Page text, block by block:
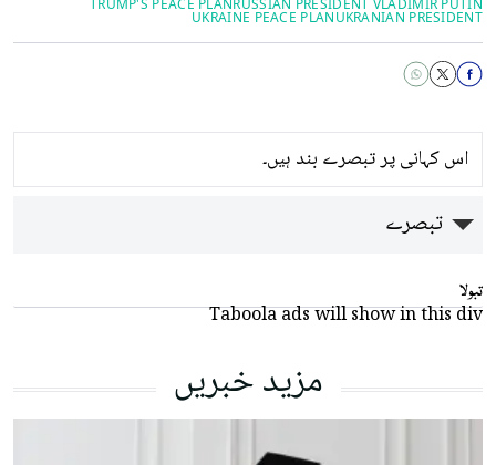
RUSSIAN PRESIDENT VLADIMIR PUTIN
TRUMP'S PEACE PLAN
UKRANIAN PRESIDENT
UKRAINE PEACE PLAN
اس کہانی پر تبصرے بند ہیں۔
تبصرے
تبولا
Taboola ads will show in this div
مزید خبریں